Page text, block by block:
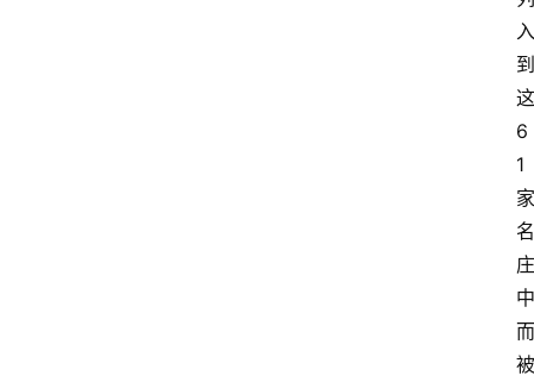
入
到
这
6
1
家
名
庄
中
而
被